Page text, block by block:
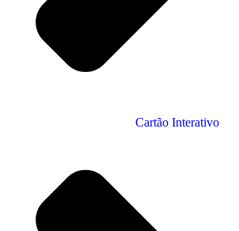
Cartão Interativo